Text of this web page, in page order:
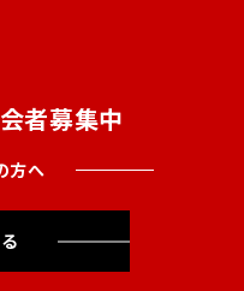
者募集中
方へ